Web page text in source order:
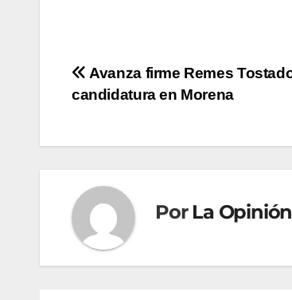
Navegación
entradas
Avanza firme Remes
candidatura en Morena
Por La Opinión